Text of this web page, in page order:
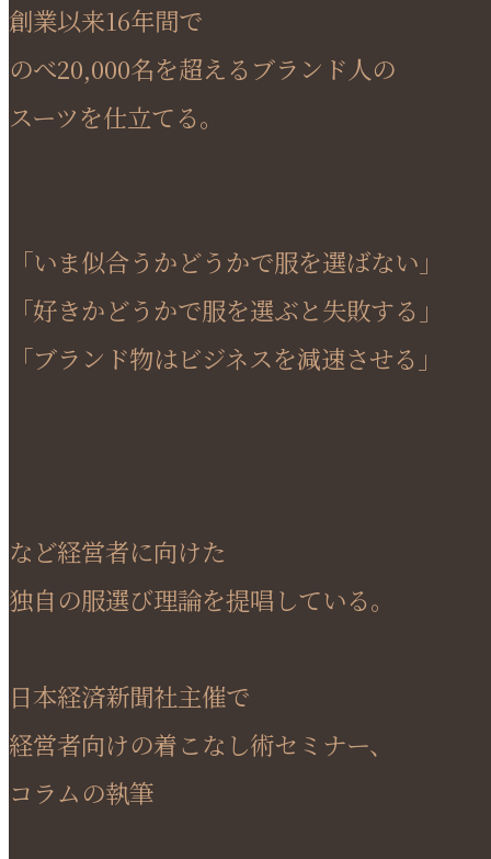
創業以来16年間で
のべ20,000名を超えるブランド人の
スーツを仕立てる。
「いま似合うかどうかで服を選ばない」
「好きかどうかで服を選ぶと失敗する」
「ブランド物はビジネスを減速させる」
など経営者に向けた
独自の服選び理論を提唱している。
日本経済新聞社主催で
経営者向けの着こなし術セミナー、
コラムの執筆